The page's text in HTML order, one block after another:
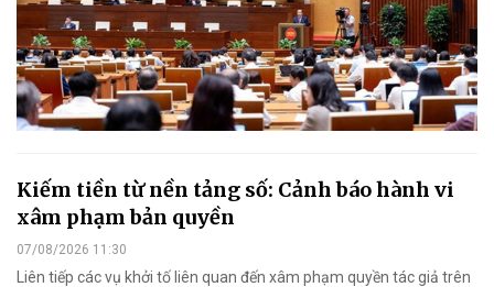
Kiếm tiền từ nền tảng số: Cảnh báo hành vi
xâm phạm bản quyền
07/08/2026 11:30
Liên tiếp các vụ khởi tố liên quan đến xâm phạm quyền tác giả trên